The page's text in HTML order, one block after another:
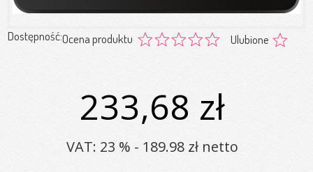
Dostępność:Ocena produktu Ulubione
233,68 zł
VAT: 23 % - 189.98 zł netto